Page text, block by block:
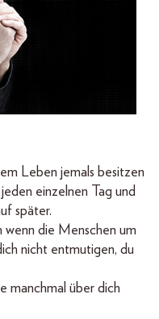
Leben jemals besitzen
einzelnen Tag und
später.
wenn die Menschen um
nicht entmutigen, du
manchmal über dich